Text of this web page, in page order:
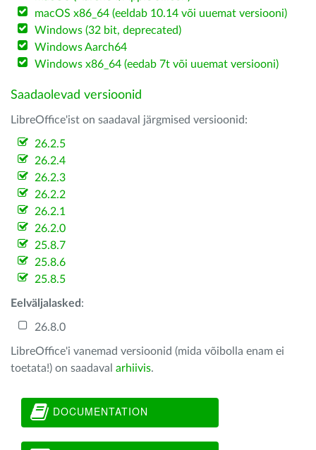
macOS x86_64 (eeldab 10.14 või uuemat versiooni)
Windows (32 bit, deprecated)
Windows Aarch64
Windows x86_64 (eedab 7t või uuemat versiooni)
Saadaolevad versioonid
LibreOffice'ist on saadaval järgmised versioonid:
26.2.5
26.2.4
26.2.3
26.2.2
26.2.1
26.2.0
25.8.7
25.8.6
25.8.5
Eelväljalasked :
26.8.0
LibreOffice'i vanemad versioonid (mida võibolla enam ei
toetata!) on saadaval arhiivis.
DOCUMENTATION